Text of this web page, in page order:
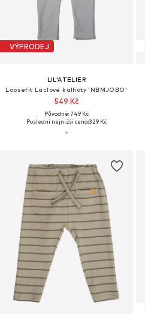
VÝPRODEJ
LIL'ATELIER
Loosefit Laclové kalhoty 'NBMJOBO'
549 Kč
Původně: 749 Kč
Poslední nejnižší cena:329 Kč